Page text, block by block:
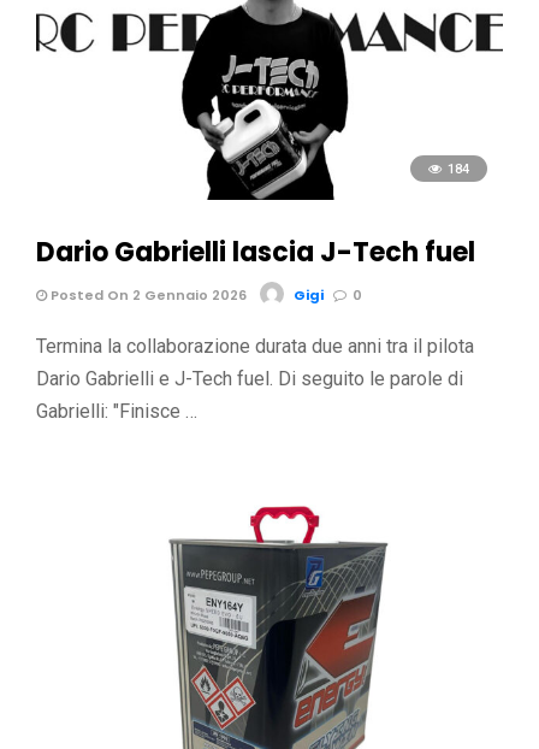
184
Dario Gabrielli lascia J-Tech fuel
Posted On 2 Gennaio 2026 Gigi 0
Termina la collaborazione durata due anni tra il pilota
Dario Gabrielli e J-Tech fuel. Di seguito le parole di
Gabrielli: "Finisce …